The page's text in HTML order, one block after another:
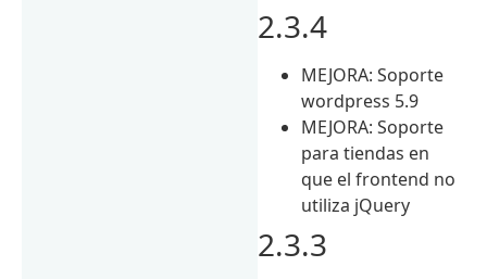
2.3.4
MEJORA: Soporte
wordpress 5.9
MEJORA: Soporte
para tiendas en
que el frontend no
utiliza jQuery
2.3.3